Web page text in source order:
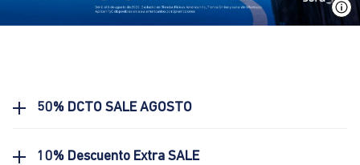
50% DCTO SALE AGOSTO
10% Descuento Extra SALE